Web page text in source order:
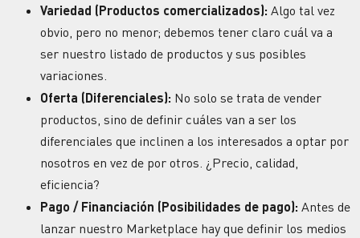
Variedad (Productos comercializados): Algo tal vez
obvio, pero no menor; debemos tener claro cuál va a
ser nuestro listado de productos y sus posibles
variaciones.
Oferta (Diferenciales): No solo se trata de vender
productos, sino de definir cuáles van a ser los
diferenciales que inclinen a los interesados a optar por
nosotros en vez de por otros. ¿Precio, calidad,
eficiencia?
Pago / Financiación (Posibilidades de pago): Antes de
lanzar nuestro Marketplace hay que definir los medios